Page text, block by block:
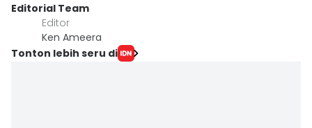
Editorial Team
Editor
Ken Ameera
Tonton lebih seru di